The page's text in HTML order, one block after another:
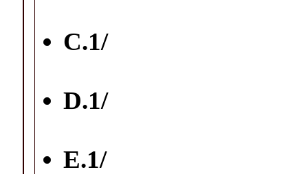
C.1/
D.1/
E.1/